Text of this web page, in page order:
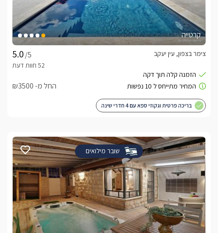
קרטייה
/5
צימר בצפון, עין יעקב
החל מ- ₪3500
בריכה פרטית וגקוזי ספא עם 4 חדרי שינה
שובר מילואים